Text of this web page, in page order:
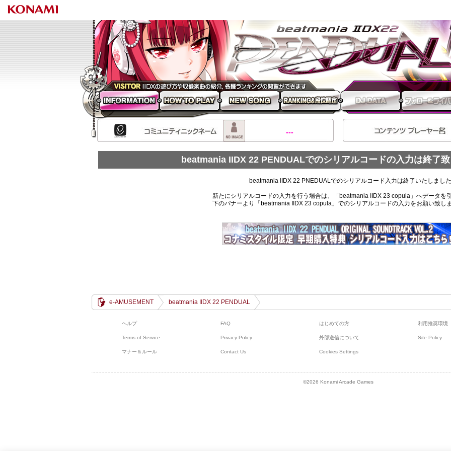
beatmania IIDX 22 PENDUAL
INFORMATION HOW TO PLAY NEW SONG RANKING 段位認定
---
beatmania IIDX 22 PENDUALでのシリアルコードの入力は終了致
beatmania IIDX 22 PNEDUALでのシリアルコード入力は終了いたしました
新たにシリアルコードの入力を行う場合は、「beatmania IIDX 23 copula」へデータを
下のバナーより「beatmania IIDX 23 copula」でのシリアルコードの入力をお願い致しま
e-AMUSEMENT beatmania IIDX 22 PENDUAL
ヘルプ FAQ はじめての方 利用推奨環境
Terms of Service Privacy Policy 外部送信について Site Policy
マナー＆ルール Contact Us Cookies Settings
©2026 Konami Arcade Games